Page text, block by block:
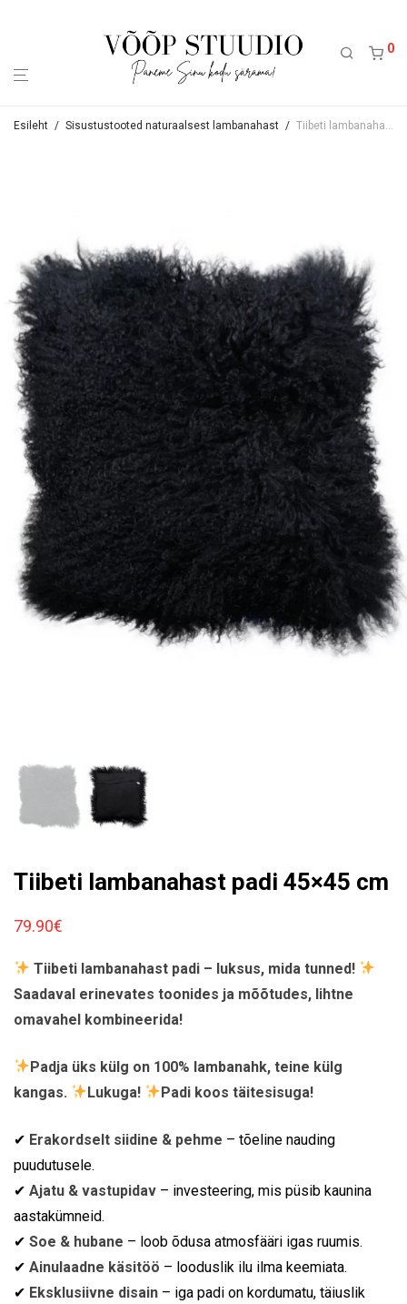
0
Esileht / Sisustustooted naturaalsest lambanahast / Tiibeti lambanahast padi 45×45 cm
Tiibeti lambanahast padi 45×45 cm
79.90€
Tiibeti lambanahast padi – luksus, mida tunned!
Saadaval erinevates toonides ja mõõtudes, lihtne
omavahel kombineerida!
Padja üks külg on 100% lambanahk, teine külg
kangas.
Lukuga! Padi koos täitesisuga!
✔ Erakordselt siidine & pehme – tõeline nauding
puudutusele.
✔ Ajatu & vastupidav – investeering, mis püsib kaunina
aastakümneid.
✔ Soe & hubane – loob õdusa atmosfääri igas ruumis.
✔ Ainulaadne käsitöö – looduslik ilu ilma keemiata.
✔ Eksklusiivne disain – iga padi on kordumatu, täiuslik